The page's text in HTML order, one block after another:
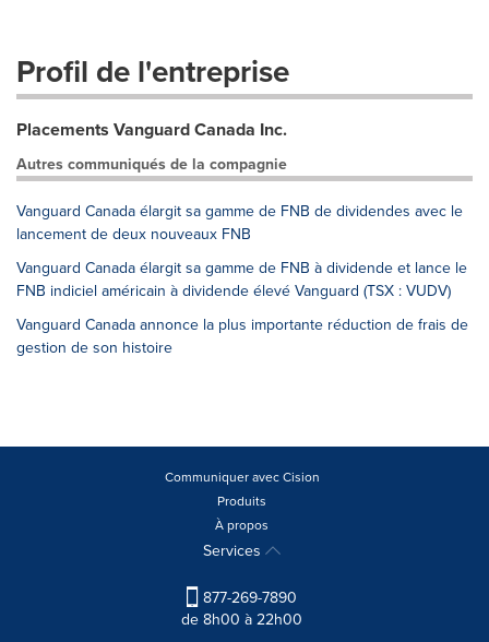
Profil de l'entreprise
Placements Vanguard Canada Inc.
Autres communiqués de la compagnie
Vanguard Canada élargit sa gamme de FNB de dividendes avec le
lancement de deux nouveaux FNB
Vanguard Canada élargit sa gamme de FNB à dividende et lance le
FNB indiciel américain à dividende élevé Vanguard (TSX : VUDV)
Vanguard Canada annonce la plus importante réduction de frais de
gestion de son histoire
Communiquer avec Cision
Produits
À propos
Services
877-269-7890
de 8h00 à 22h00